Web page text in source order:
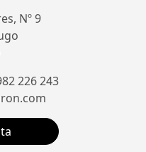
Nº 9
226 243